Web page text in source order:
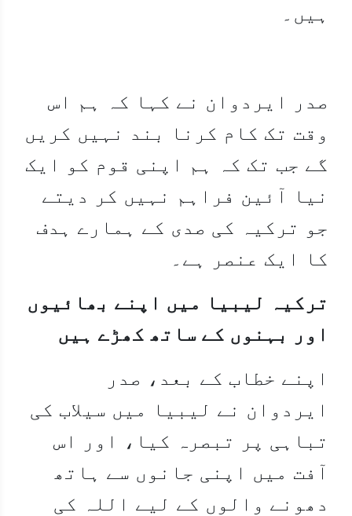
ہیں۔
صدر ایردوان نے کہا کہ ہم اس
وقت تک کام کرنا بند نہیں کریں
گے جب تک کہ ہم اپنی قوم کو ایک
نیا آئین فراہم نہیں کر دیتے
جو ترکیہ کی صدی کے ہمارے ہدف
کا ایک عنصر ہے۔
ترکیہ لیبیا میں اپنے بھائیوں
اور بہنوں کے ساتھ کھڑے ہیں
اپنے خطاب کے بعد، صدر
ایردوان نے لیبیا میں سیلاب کی
تباہی پر تبصرہ کیا، اور اس
آفت میں اپنی جانوں سے ہاتھ
دھونے والوں کے لیے اللہ کی